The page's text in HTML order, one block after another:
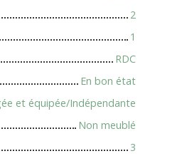
2
1
RDC
En bon état
et équipée/Indépendante
Non meublé
3